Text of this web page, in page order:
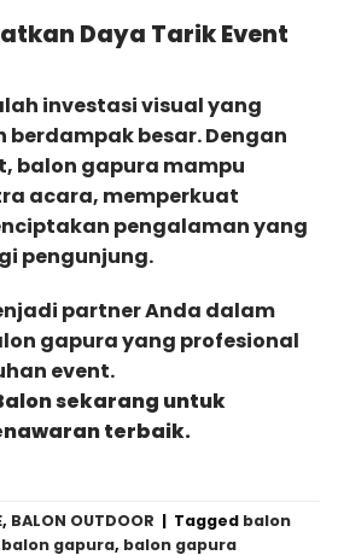
Daya Tarik Event
investasi visual yang
berdampak besar. Dengan
balon gapura mampu
acara, memperkuat
pengalaman yang
pengunjung.
partner Anda dalam
gapura yang profesional
event.
sekarang untuk
terbaik.
, BALON OUTDOOR Tagged balon
balon gapura, balon gapura